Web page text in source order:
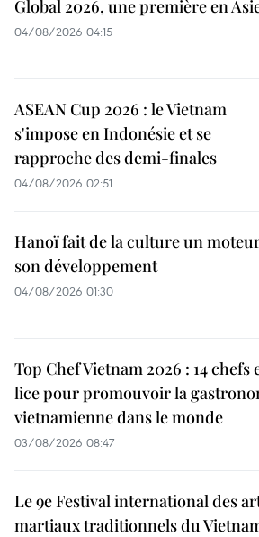
Global 2026, une première en
04/08/2026 04:15
ASEAN Cup 2026 : le Vietnam
s'impose en Indonésie et se
rapproche des demi-finales
04/08/2026 02:51
Hanoï fait de la culture un
son développement
04/08/2026 01:30
Top Chef Vietnam 2026 : 14 chefs
lice pour promouvoir la
vietnamienne dans le monde
03/08/2026 08:47
Le 9e Festival international des
martiaux traditionnels du